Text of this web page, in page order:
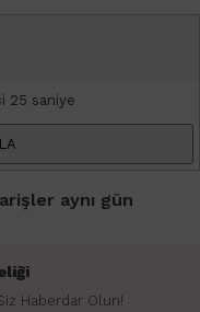
25 saniye
aynı gün
Haberdar Olun!